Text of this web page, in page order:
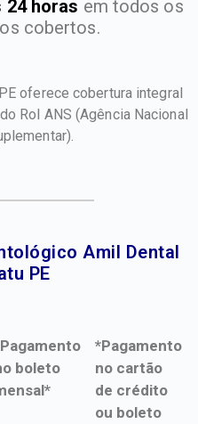
24 horas em todos os
cobertos.
oferece cobertura integral
Rol ANS(Agência Nacional
Amil Dental
PE​
boleto
*Pagamento
no cartão
de crédito
ou boleto